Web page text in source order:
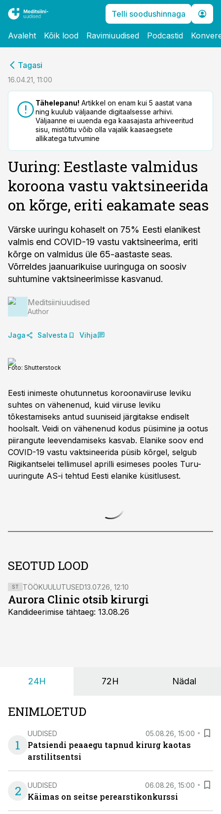
Telli soodushinnaga
Avaleht Kõik lood Ravimiuudised Podcastid
Tagasi
16.04.21, 11:00
Tähelepanu! Artikkel on enam kui 5 aastat vana
ning kuulub väljaande digitaalsesse arhiivi.
Väljaanne ei uuenda ega kaasajasta arhiveeritud
sisu, mistõttu võib olla vajalik kaasaegsete
allikatega tutvumine
Uuring: Eestlaste valmidus
koroona vastu vaktsineerida
on kõrge, eriti eakamate seas
Värske uuringu kohaselt on 75% Eesti elanikest
valmis end COVID-19 vastu vaktsineerima, eriti
kõrge on valmidus üle 65-aastaste seas.
Võrreldes jaanuarikuise uuringuga on soosiv
suhtumine vaktsineerimisse kasvanud.
Meditsiiniuudised
Author
Jaga Salvesta Vihja
Foto: Shutterstock
Eesti inimeste ohutunnetus koroonaviiruse leviku
suhtes on vähenenud, kuid viiruse leviku
tõkestamiseks antud suuniseid järgitakse endiselt
hoolsalt. Veidi on vähenenud kodus püsimine ja ootus
piirangute leevendamiseks kasvab. Elanike soov end
COVID-19 vastu vaktsineerida püsib kõrgel, selgub
Riigikantselei tellimusel aprilli esimeses pooles Turu-
uuringute AS-i tehtud Eesti elanike küsitlusest.
SEOTUD LOOD
ST TÖÖKUULUTUSED13.07.26, 12:10
Aurora Clinic otsib kirurgi
Kandideerimise tähtaeg: 13.08.26
24H 72H Nädal
ENIMLOETUD
1
UUDISED 05.08.26, 15:00
Patsiendi peaaegu tapnud kirurg kaotas
arstilitsentsi
2 UUDISED 06.08.26, 15:00
Käimas on seitse perearstikonkurssi